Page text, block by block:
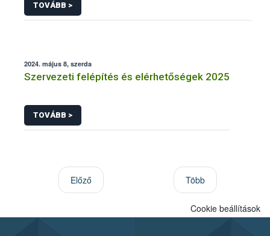
TOVÁBB >
2024. május 8, szerda
Szervezeti felépítés és elérhetőségek 2025
TOVÁBB >
Előző Több
Cookie beállítások